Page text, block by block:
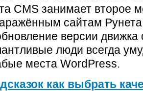
CMS занимает второе
сайтам
версии движка
люди всегда
места WordPress.
как выбрать